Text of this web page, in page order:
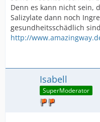
Denn es kann nicht sein,
Salizylate dann noch
gesundheitsschädlich
http://
Isabell
SuperModerator